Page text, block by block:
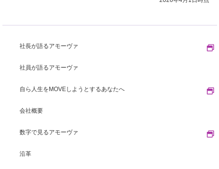
社長が語るアモーヴァ
社員が語るアモーヴァ
自ら人生をMOVEしようとするあなたへ
会社概要
数字で見るアモーヴァ
沿革